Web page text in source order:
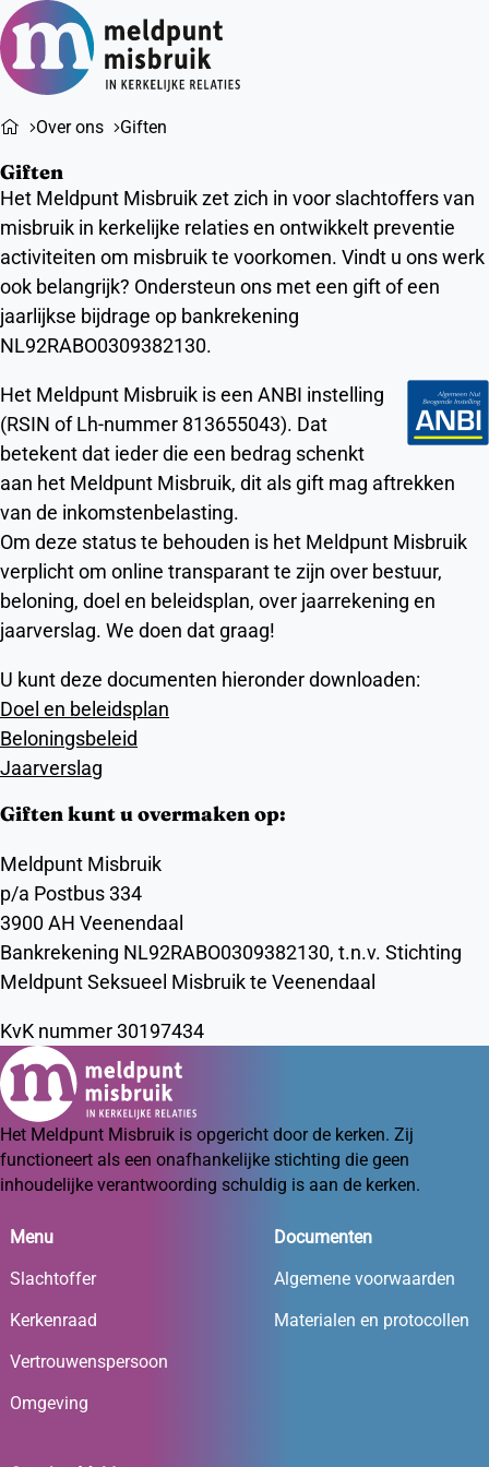
Over ons Giften
Giften
Het Meldpunt Misbruik zet zich in voor slachtoffers van
misbruik in kerkelijke relaties en ontwikkelt preventie
activiteiten om misbruik te voorkomen. Vindt u ons werk
ook belangrijk? Ondersteun ons met een gift of een
jaarlijkse bijdrage op bankrekening
NL92RABO0309382130.
Het Meldpunt Misbruik is een ANBI instelling
(RSIN of Lh-nummer 813655043). Dat
betekent dat ieder die een bedrag schenkt
aan het Meldpunt Misbruik, dit als gift mag aftrekken
van de inkomstenbelasting.
Om deze status te behouden is het Meldpunt Misbruik
verplicht om online transparant te zijn over bestuur,
beloning, doel en beleidsplan, over jaarrekening en
jaarverslag. We doen dat graag!
U kunt deze documenten hieronder downloaden:
Doel en beleidsplan
Beloningsbeleid
Jaarverslag
Giften kunt u overmaken op:
Meldpunt Misbruik
p/a Postbus 334
3900 AH Veenendaal
Bankrekening NL92RABO0309382130, t.n.v. Stichting
Meldpunt Seksueel Misbruik te Veenendaal
KvK nummer 30197434
Het Meldpunt Misbruik is opgericht door de kerken. Zij
functioneert als een onafhankelijke stichting die geen
inhoudelijke verantwoording schuldig is aan de kerken.
Menu
Slachtoffer
Kerkenraad
Vertrouwenspersoon
Omgeving
Documenten
Algemene voorwaarden
Materialen en protocollen